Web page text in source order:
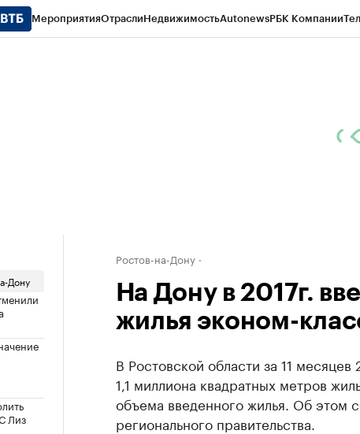
МероприятияОтраслиНедвижимостьAutonewsРБК Компании
Дону
Лиз
Ростов-на-Дону
На Дону в 2017г.
жилья эконом-
В Ростовской области за 11
1,1 миллиона квадратных метров
объема введенного жилья. Об этом
регионального правительства.